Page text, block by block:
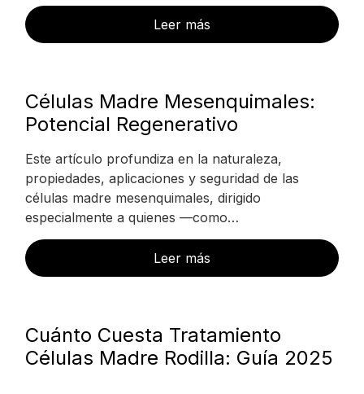
Leer más
Células Madre Mesenquimales:
Potencial Regenerativo
Este artículo profundiza en la naturaleza,
propiedades, aplicaciones y seguridad de las
células madre mesenquimales, dirigido
especialmente a quienes —como…
Leer más
Cuánto Cuesta Tratamiento
Células Madre Rodilla: Guía 2025